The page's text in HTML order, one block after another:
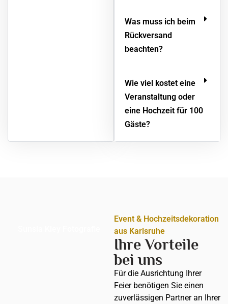
Was muss ich beim
Rückversand
beachten?
Wie viel kostet eine
Veranstaltung oder
eine Hochzeit für 100
Gäste?
Event & Hochzeitsdekoration
aus Karlsruhe
Ihre Vorteile
bei uns
Für die Ausrichtung Ihrer
Feier benötigen Sie einen
zuverlässigen Partner an Ihrer